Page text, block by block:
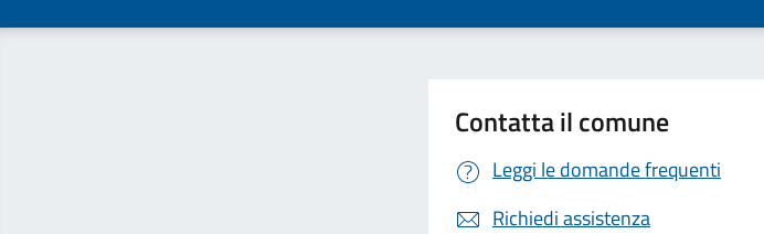
Contatta il comune
Leggi le domande frequenti
Richiedi assistenza